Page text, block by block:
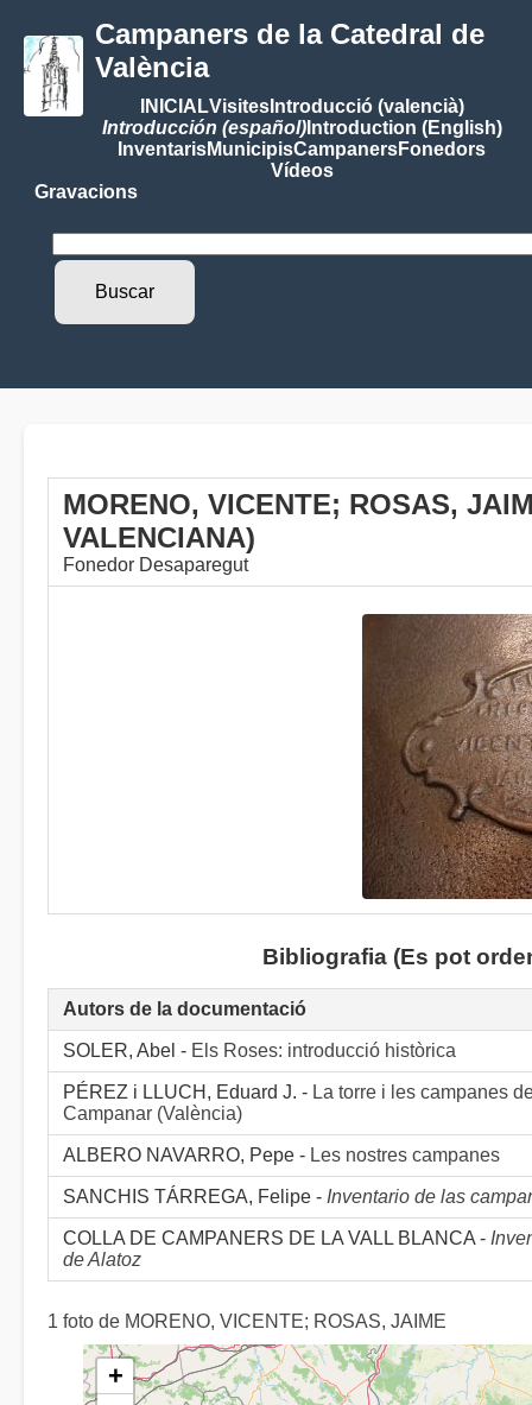
Campaners de la Catedral de
València
INICIALVisitesIntroducció (valencià)
Introducción (español)Introduction (English)
InventarisMunicipisCampanersFonedors
Vídeos
Gravacions
MORENO, VICENTE; ROSAS,
VALENCIANA)
Fonedor Desaparegut
Bibliografia (Es pot
Autors de la documentació
SOLER, Abel - Els Roses: introducció històrica
PÉREZ i LLUCH, Eduard J. - La torre i les campanes
Campanar (València)
ALBERO NAVARRO, Pepe - Les nostres campanes
SANCHIS TÁRREGA, Felipe - Inventario de las
COLLA DE CAMPANERS DE LA VALL BLANCA -
de Alatoz
1 foto de MORENO, VICENTE; ROSAS, JAIME
+